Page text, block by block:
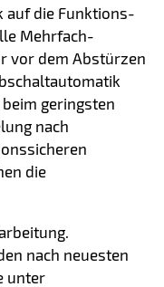
auf die Funktions-
Mehrfach-
vor dem Abstürzen
geringsten
nach
die
nach neuesten
unter